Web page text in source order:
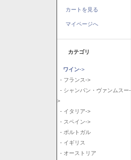
カートを見る
マイページへ
カテゴリ
ワイン->
- フランス->
- シャンパン・ヴァンムスー-
>
- イタリア->
- スペイン->
- ポルトガル
- イギリス
- オーストリア